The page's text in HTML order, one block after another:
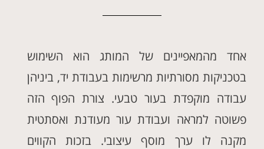
אחד מהמאפיינים של המותג הוא השימוש
בטכניקות מסורתיות מרשימות בעבודת יד, ביניהן
עבודה מוקפדת בעור טבעי. צורת הפוף הזה
פשוטה למראה ועבודת עור מעודנת ואסתטית
מקנה לו ערך מוסף עיצובי. בזכות הקווים